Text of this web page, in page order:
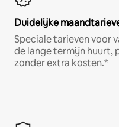
Duidelijke
Speciale tarieven voor
de lange termijn huurt,
zonder extra kosten.*